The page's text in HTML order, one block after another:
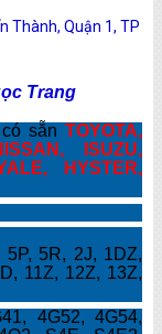
Thành, Quận 1, TP
Trang
sẵn TOYOTA,
ISUZU,
HYSTER,
5P, 5R, 2J, 1DZ,
11Z, 12Z, 13Z,
4G52, 4G54,